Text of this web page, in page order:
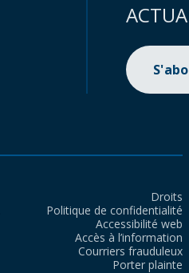
Droits
Politique de confidentialité
Accessibilité web
Accès à l’information
Courriers frauduleux
Porter plainte